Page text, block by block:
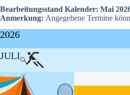
Bearbeitungsstand Kalender: Mai
Anmerkung: Angegebene Termine
2026
JULI